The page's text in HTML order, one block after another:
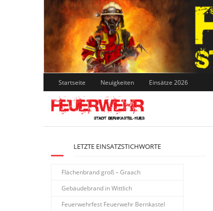
Skip
to
content
Startseite Neuigkeiten Einsätze 2026
LETZTE EINSATZSTICHWORTE
Flächenbrand groß – Graach
Gebäudebrand in Wittlich
Feuerwehrfest Feuerwehr Bernkastel